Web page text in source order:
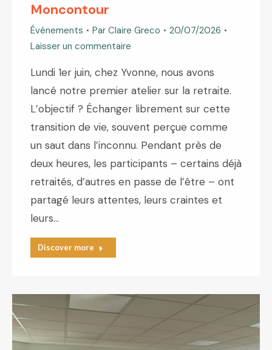
Moncontour
Événements Par Claire Greco
20/07/2026
Laisser un commentaire
Lundi 1er juin, chez Yvonne, nous avons
lancé notre premier atelier sur la retraite.
L’objectif ? Échanger librement sur cette
transition de vie, souvent perçue comme
un saut dans l’inconnu. Pendant près de
deux heures, les participants – certains déjà
retraités, d’autres en passe de l’être – ont
partagé leurs attentes, leurs craintes et
leurs…
Discover more